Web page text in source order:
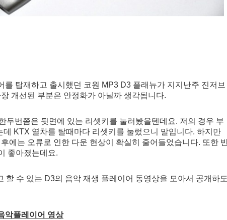
를 탑재하고 출시했던 코원 MP3 D3 플래뉴가 지지난주 진저브
개선된 부분은 안정화가 아닐까 생각됩니다.
두번쯤은 뒷면에 있는 리셋키를 눌러봤을텐데요. 저의 경우 부
KTX 열차를 탈때마다 리셋키를 눌렀으니 말입니다. 하지만
에는 오류로 인한 다운 현상이 확실히 줄어들었습니다. 또한
좋아졌는데요.
할 수 있는 D3의 음악 재생 플레이어 동영상을 모아서 공개하도
악플레이어 영상